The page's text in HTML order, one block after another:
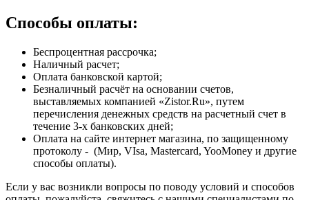
Способы оплаты:
Беспроцентная рассрочка;
Наличный расчет;
Оплата банковской картой;
Безналичный расчёт на основании счетов,
выставляемых компанией «Zistor.Ru», путем
перечисления денежных средств на расчетный счет в
течение 3-х банковских дней;
Оплата на сайте интернет магазина, по защищенному
протоколу - (Мир, VIsa, Mastercard, YooMoney и другие
способы оплаты).
Если у вас возникли вопросы по поводу условий и способов